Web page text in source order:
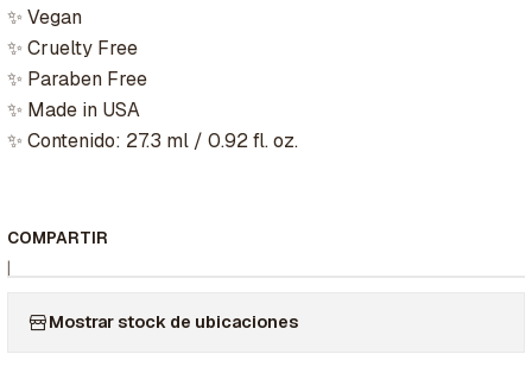
✨ Vegan
✨ Cruelty Free
✨ Paraben Free
✨ Made in USA
✨ Contenido: 27.3 ml / 0.92 fl. oz.
COMPARTIR
|
Mostrar stock de ubicaciones